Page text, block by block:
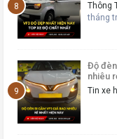
Thông
tháng
Độ
nhiêu
Tin xe